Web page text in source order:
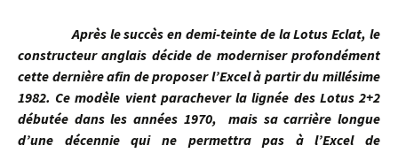
Après le succès en demi-teinte de la Lotus Eclat, le
constructeur anglais décide de moderniser profondément
cette dernière afin de proposer l’Excel à partir du millésime
1982. Ce modèle vient parachever la lignée des Lotus 2+2
débutée dans les années 1970, mais sa carrière longue
d’une décennie qui ne permettra pas à l’Excel de